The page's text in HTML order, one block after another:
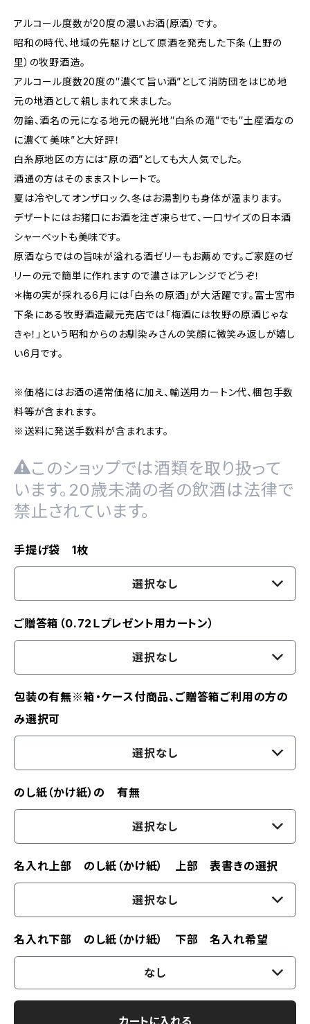
アルコール度数が20度の濃いお酒(原酒）です。
昭和の時代、地域の先駆けとして原酒を発売した下条（上野の
里）の牧野酒造。
アルコール度数20度の″濃くて旨い酒”として消防団をはじめ地
元の地酒として親しまれて来ました。
勿論、酒名の元になる地元の観光地″白糸の滝”でも″土産酒なの
に濃くて美味”と大好評！
白糸原地区の方には‟原の酒”としても大人気でした。
酒通の方はそのままストレートで。
夏は冷やしてオンザロック、冬はお湯割りも身体が温まります。
デザートにはお猪口にお酒を注ぎ凍らせて、一口サイズの日本酒
シャーベットも美味です。
原酒ならではの旨味が溢れる酒ゼリーもお薦めです。ご家庭のゼ
リーの元で簡単に作れますので濃さはアレンジでどうぞ！
＊梅の実が採れる6月には「白糸の原酒」が大活躍です。富士宮市
下条にある牧野酒造蔵元売店では「梅酒には牧野の原酒じゃな
きゃ！」という昭和からのお馴染みさんの笑顔に微笑み返しが嬉し
い6月です。
※価格にはお酒の通常価格に加え、輸送用カートン代、梱包手数
料等が含まれます。
※送料に発送手数料が含まれます。
このショップでは酒類を取り扱って
います。20歳未満の者の飲酒は法律で
禁止されています。
手提げ袋 1枚
選択なし
ご贈答箱（0.72Ｌプレゼント用カートン）
選択なし
包装の有無※箱・ケース付商品、ご贈答箱ご利用の方の
み選択可
選択なし
のし紙（かけ紙）の 有無
選択なし
名入れ上部 のし紙（かけ紙） 上部 表書きの選択
選択なし
名入れ下部 のし紙（かけ紙） 下部 名入れ希望
なし
カートに入れる